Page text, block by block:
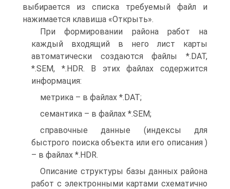
выбирается из списка требуемый файл и
нажимается клавиша «Открыть».
При формировании района работ на
каждый входящий в него лист карты
автоматически создаются файлы *.DAT,
*.SEM, *.HDR. В этих файлах содержится
информация:
метрика – в файлах *.DAT;
семантика – в файлах *.SEM;
справочные данные (индексы для
быстрого поиска объекта или его описания )
– в файлах *.HDR.
Описание структуры базы данных района
работ с электронными картами схематично